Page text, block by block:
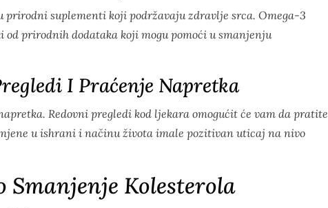
prirodni suplementi koji podržavaju zdravlje srca. Omega-3
od prirodnih dodataka koji mogu pomoći u smanjenju
I Praćenje Napretka
Redovni pregledi kod ljekara omogućit će vam da pratite
u ishrani i načinu života imale pozitivan uticaj na nivo
Smanjenje Kolesterola